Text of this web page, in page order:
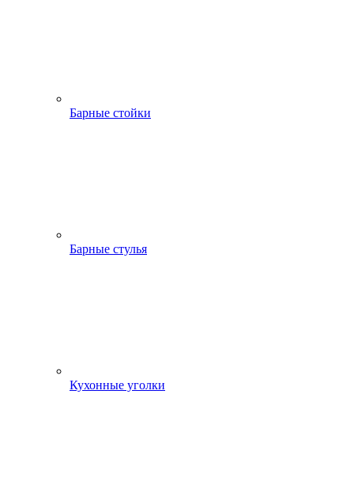
Барные стойки
Барные стулья
Кухонные уголки